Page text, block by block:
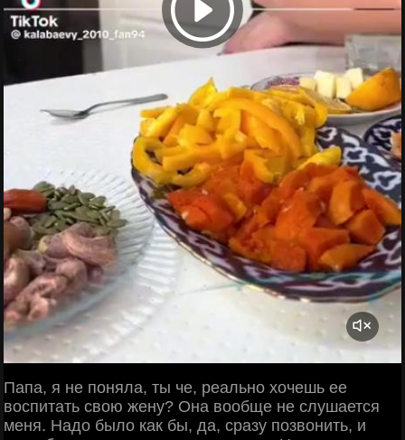
Папа, я не поняла, ты че, реально хочешь ее
воспитать свою жену? Она вообще не слушается
меня. Надо было как бы, да, сразу позвонить, и